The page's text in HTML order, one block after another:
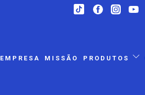
EMPRESA MISSÃO PRODUTOS